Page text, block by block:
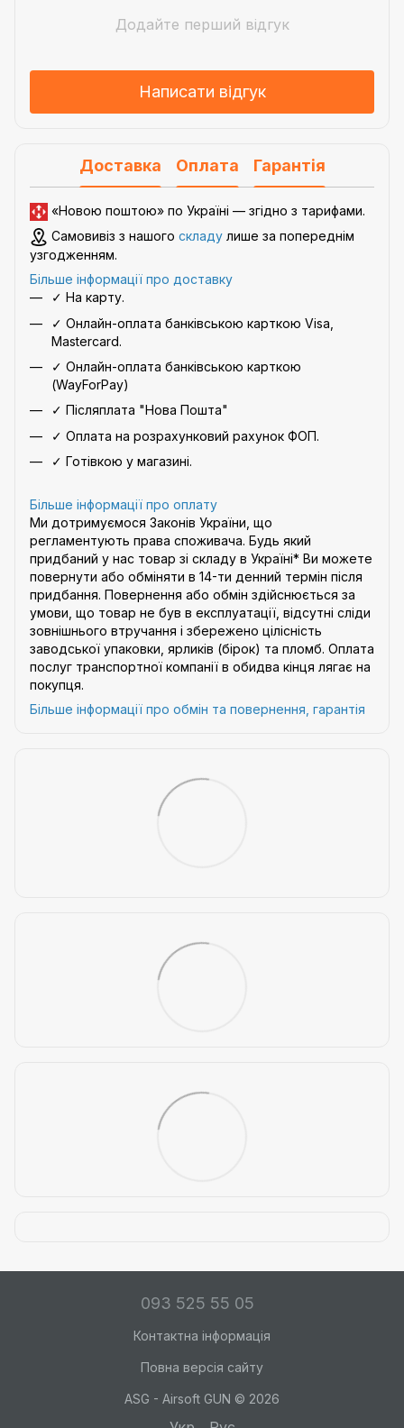
Додайте перший відгук
Написати відгук
Доставка Оплата Гарантія
«Новою поштою» по Україні — згідно з тарифами.
Самовивіз з нашого складу лише за попереднім
узгодженням.
Більше інформації про доставку
✓ На карту.
✓ Онлайн-оплата банківською карткою Visa,
Mastercard.
✓ Онлайн-оплата банківською карткою
(WayForPay)
✓ Післяплата "Нова Пошта"
✓ Оплата на розрахунковий рахунок ФОП.
✓ Готівкою у магазині.
Більше інформації про оплату
Ми дотримуємося Законів України, що
регламентують права споживача. Будь який
придбаний у нас товар зі складу в Україні* Ви можете
повернути або обміняти в 14-ти денний термін після
придбання. Повернення або обмін здійснюється за
умови, що товар не був в експлуатації, відсутні сліди
зовнішнього втручання і збережено цілісність
заводської упаковки, ярликів (бірок) та пломб. Оплата
послуг транспортної компанії в обидва кінця лягає на
покупця.
Більше інформації про обмін та повернення, гарантія
093 525 55 05
Контактна інформація
Повна версія сайту
ASG - Airsoft GUN © 2026